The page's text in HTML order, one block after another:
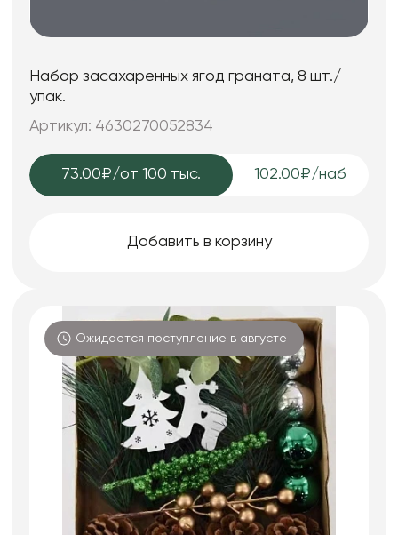
Набор засахаренных ягод граната, 8 шт./
упак.
Артикул: 4630270052834
73.00₽/от 100 тыс. 102.00₽/наб
Добавить в корзину
Ожидается поступление в августе